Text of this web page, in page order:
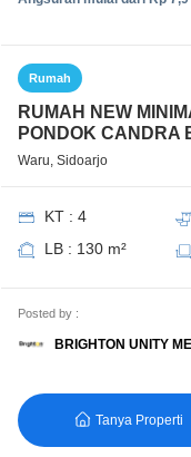
Rumah
RUMAH NEW
PONDOK CANDRA
Waru, Sidoarjo
KT : 4
LB : 130 m²
Posted by :
BRIGHTON UNITY
Tanya Properti